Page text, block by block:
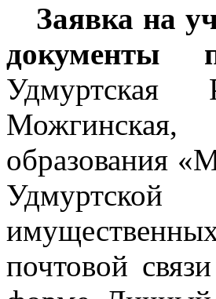
Заявка на
документы
Можгинская,
образования
почтовой